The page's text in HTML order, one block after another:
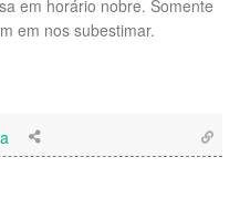
em horário nobre. Somente
em nos subestimar.